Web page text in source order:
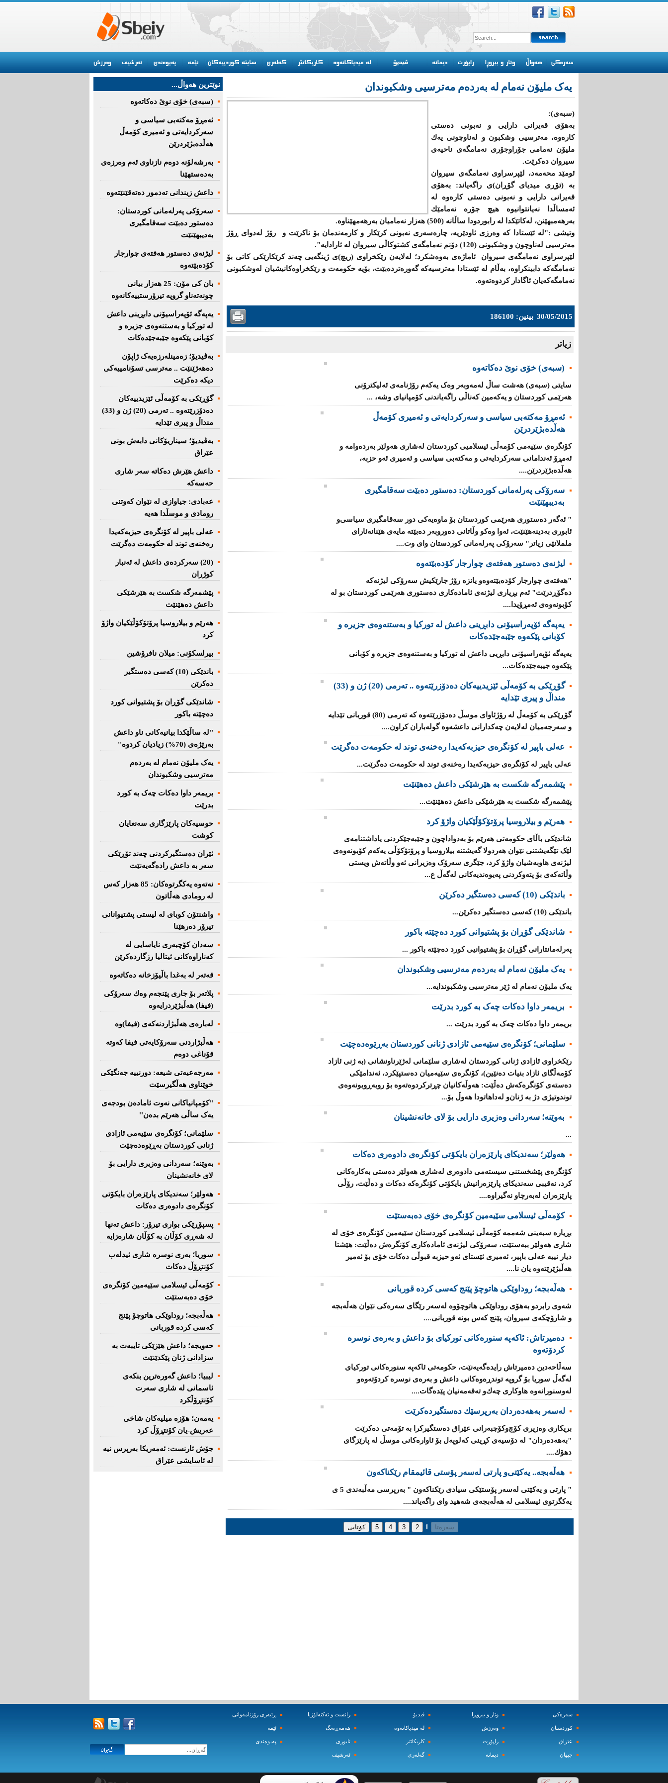
یەک ملیۆن نەمام لە بەردەم مەترسیی وشکبوندان
(سبەی):
بەهۆی قەیرانی دارایی و نەبونی دەستی
کارەوە، مەترسیی وشكبون و لەناوچونی یەك
ملیۆن نەمامی جۆراوجۆری نەمامگەی ناحیەی
سیروان دەكرێت.
ئومێد محەمەد، لێپرسراوی نەمامگەی سیروان
بە (تۆڕی میدیای گۆڕان)ی راگەیاند: بەهۆی
قەیرانی دارایی و نەبونی دەستی کارەوە لە
ئەمساڵدا نەیانتوانیوە هیچ جۆرە نەمامێك
بەرهەمبهێنن، لەکاتێکدا لە رابوردودا ساڵانە (500) هەزار نەمامیان بەرهەمهێناوە.
وتیشی :"لە ئێستادا كە وەرزی ئاودێریە، چارەسەری نەبونی كرێكار و كارمەندمان بۆ ناکرێت و رۆژ لەدوای ڕۆژ
مەترسیی لەناوچون و وشكبونی (120) دۆنم نەمامگەی كشتوكاڵی سیروان لە ئارادایە".
لێپرسراوی نەمامگەی سیروان ئاماژەی بەوەشكرد؛ لەلایەن رێكخراوی (ریچ)ی ژینگەیی چەند كرێكارێكی كاتی بۆ
نەمامگەكە دابینكراوە، بەڵام لە ئێستادا مەترسیەكە گەورەتردەبێت، بۆیە حكومەت و رێكخراوەكانیشیان لەوشكبونی
نەمامگەكەیان ئاگادار كردوەتەوە.
30/05/2015 بینین: 186100
زیاتر
(سبەى) خۆى نوێ دەکاتەوە
سایتى (سبەى) هەشت ساڵ لەمەوبەر وەک یەکەم رۆژنامەى ئەلیکترۆنى
هەرێمى کوردستان و یه‌كه‌مین كه‌ناڵی‌ راگه‌یاندنی‌ كۆمپانیای‌ وشه‌، ...
ئه‌مڕۆ مه‌كته‌بی‌ سیاسی‌ و سه‌ركردایه‌تی‌ و ئه‌میری‌ كۆمه‌ڵ
هەڵدەبژێردرێن
كۆنگره‌ی‌ سێیه‌می‌ كۆمه‌ڵی‌ ئیسلامیی‌ كوردستان له‌شاری‌ هه‌ولێر به‌رده‌وامه‌ و
ئه‌مڕۆ ئه‌ندامانی‌ سه‌ركردایه‌تی‌ و مه‌كته‌بی‌ سیاسی‌ و ئه‌میری‌ ئه‌و حزبه‌،
هەڵدەبژێردرێن....
سەرۆكی پەرلەمانی كوردستان: دەستور دەبێت سەقامگیری
بەدیبهێنێت
" ئەگەر دەستوری هەرێمی كوردستان بۆ ماوەیەكی دور سەقامگیری سیاسی‌و
ئابوری بەدینەهێنێت، ئەوا وەكو وڵاتانی دەوروبەر دەبێتە مایەی هێنانەئارای
ململانێی زیاتر" سەرۆكی پەرلەمانی كوردستان وای وت....
لیژنەی دەستور هەفتەی چوارجار كۆدەبێتەوە
"هەفتەی چوارجار كۆدەبێتەوە‌و یانزە رۆژ جارێكیش سەرۆكی لیژنەكە
دەگۆڕدرێت" ئەم بڕیاری لیژنەی ئامادەكاری دەستوری هەرێمی كوردستان بو لە
كۆبونەوەی ئەمڕۆیدا....
یەپەگە ئۆپەراسیۆنی دابڕینی داعش لە تورکیا و بەستنەوەی جزیرە و
کۆبانی پێکەوە جێبەجێدەکات
یەپەگە ئۆپەراسیۆنی دابڕیی داعش لە تورکیا و بەستنەوەی جزیرە و کۆبانی
پێکەوە جیبەجێدەکات...
گۆڕێکی بە کۆمەڵی ئێزیدییەکان دەدۆزرێتەوە .. تەرمی (20) ژن و (33)
منداڵ و پیری تێدایە
گۆڕێکی بە کۆمەڵ لە رۆژئاوای موسڵ دەدۆزرێتەوە کە تەرمی (80) قوربانی تێدایە
و سەرجەمیان لەلایەن چەکدارانی داعشەوە گولەباران کراون....
عەلی باپیر لە کۆنگرەی حیزبەکەیدا رەخنەی توند لە حکومەت دەگرێت
عەلی باپیر لە کۆنگرەی حیزبەکەیدا رەخنەی توند لە حکومەت دەگرێت...
پێشمەرگە شكست بە هێرشێكی داعش دەهێنێت
پێشمەرگە شكست بە هێرشێكی داعش دەهێنێت...
هەرێم و بیلاروسیا پرۆتۆکۆڵێکیان واژۆ کرد
شاندێکى باڵاى حکومەتى هەرێم بۆ بەدواداچون و جێبەجێکردنی یاداشتنامەى
لێک تێگەیشتنى نێوان هەردولا گەیشتنە بیلاروسیا و پرۆتۆکۆڵی یەکەم کۆبونەوەی
لیژنەی هاوبەشیان واژۆ کرد، جێگرى سەرۆک وەزیرانى ئەو وڵاتەش ویستى
وڵاتەکەى بۆ پتەوکردنى پەیوەندیەکانى لەگەڵ ع...
باندێکی (10) کەسى دەستگیر دەکرێن
باندێکی (10) کەسى دەستگیر دەکرێن...
شاندێکى گۆڕان بۆ پشتیوانی کورد دەچێتە باکور
پەرلەمانتارانی گۆڕان بۆ پشتیوانیی کورد دەچێتە باکور ...
یەک ملیۆن نەمام لە بەردەم مەترسیی وشکبوندان
یەک ملیۆن نەمام لە ژێر مەترسیی وشکبوندایە...
بریمه‌ر داوا دەکات چەک بە کورد بدرێت
بریمه‌ر داوا دەکات چەک بە کورد بدرێت ...
سلێمانی؛ كۆنگرەی سێیەمی ئازادی ژنانی كوردستان بەڕێوەدەچێت
رێكخراوی ئازادی ژنانی كوردستان لەشاری سلێمانی لەژێرناونشانی (بە ژنی ئازاد
كۆمەڵگای ئازاد بنیات دەنێین)، كۆنگرەی سێیەمیان دەستپێكرد، ئەندامێكی
دەستەی كۆنگرەكەش دەڵێت: هەوڵەكانیان چڕتركردوەتەوە بۆ روبەڕوبونەوەی
توندوتیژی دژ بە ژنان‌و لەداهاتودا هەوڵ بۆ...
بەوێنە؛ سەردانی وەزیری دارایی بۆ لای خانەنشینان
...
هەولێر؛ سەندیكای پارێزەران بایكۆتی كۆنگرەی دادوەری دەكات
كۆنگرەی پێشخستنی سیستەمی دادوەری لەشاری هەولێر دەستی بەكارەكانی
كرد، نەقیبی سەندیكای پارێزەرانیش بایكۆتی كۆنگرەكە دەكات و دەڵێت، رۆڵی
پارێزەران لەبەرچاو نەگیراوە....
كۆمەڵی ئیسلامی سێیەمین كۆنگرەی خۆی دەبەستێت
بڕیارە سبەینی شەممە كۆمەڵی ئیسلامی كوردستان سێیەمین كۆنگرەی خۆی لە
شاری هەولێر ببەستێت، سەرۆكی لیژنەی ئامادەكاری كۆنگرەش دەڵێت: هێشتا
دیار نییە عەلی باپیر، ئەمیری ئێستای ئەو حیزبە قبوڵی دەكات خۆی بۆ ئەمیر
هەڵبژێرێتەوە یان نا....
هەڵەبجە؛ روداوێکی هاتوچۆ پێنج کەسی کردە قوربانی
شەوی رابردو بەهۆی روداوێکی هاتوچۆوە لەسەر رێگای سەرەکی نێوان هەڵەبجە
و شارۆچکەی سیروان، پێنج کەس بونە قوربانی....
دەمیرتاش: ئاكەپە سنورەكانی توركیای بۆ داعش و بەرەی نوسرە
كردۆتەوە
سەڵاحەدین دەمیرتاش رایدەگەیەنێت، حكومەتی ئاكەپە سنورەكانی توركیای
لەگەڵ سوریا بۆ گروپە توندڕەوەكانی داعش و بەرەی نوسرە كردۆتەوەو
لە‌وسنورانەوە هاوكاری چەك‌و تەقەمەنیان پێدەگات....
لەسەر بەهەدەردان بەرپرسێك دەستگیردەكرێت
بریكاری‌ وەزیری‌ كۆچ‌وكۆچبەرانی‌ عێراق دەستگیركرا بە تۆمەتی دەكرێت
"بەهەدەردان" لە دۆسیەی‌ كڕینی‌ كەلوپەل بۆ ئاوارەكانی‌ موسڵ لە پارێزگای‌
دهۆك....
هەڵەبجە.. یەكێتی‌‌و پارتی‌ لەسەر پۆستی‌ قائیمقام رێكناكەون
" پارتی‌ و یەكێتی‌ لەسەر پۆستێكی‌ سیادی‌ رێكناكەون " بەرپرسی‌ مەڵبەندی‌ 5 ی‌
یەكگرتوی‌ ئیسلامی لە هەڵەبجەی شەهید وای راگەیاند....
1
نوێترین هه‌واڵ...
(سبەى) خۆى نوێ دەکاتەوە
ئه‌مڕۆ مه‌كته‌بی‌ سیاسی‌ و
سه‌ركردایه‌تی‌ و ئه‌میری‌ كۆمه‌ڵ
هەڵدەبژێردرێن
به‌رشه‌لۆنه‌ دوه‌م نازناوی ئه‌م وه‌رزه‌ی
به‌ده‌ستهێنا
داعش زیندانی تەدمور دەتەقێنێتەوە
سەرۆكی پەرلەمانی كوردستان:
دەستور دەبێت سەقامگیری
بەدیبهێنێت
لیژنەی دەستور هەفتەی چوارجار
كۆدەبێتەوە
بان كی مۆن: 25 هەزار بیانی
چونەتەناو گروپە تیرۆرستییەكانەوە
یەپەگە ئۆپەراسیۆنی دابڕینی داعش
لە تورکیا و بەستنەوەی جزیرە و
کۆبانی پێکەوە جێبەجێدەکات
بەڤیدیۆ؛ زەمینلەرزەیەک ژاپۆن
دەهەژێنێت .. مەترسی تسۆنامییەکی
دیکە دەکرێت
گۆڕێکی بە کۆمەڵی ئێزیدییەکان
دەدۆزرێتەوە .. تەرمی (20) ژن و (33)
منداڵ و پیری تێدایە
بەڤیدیۆ؛ سیناریۆکانی دابەش بونی
عێراق
داعش هێرش دەکاتە سەر شاری
حەسەکە
عه‌بادی: جیاوازی له‌ نێوان کەوتنی
رومادی و موسڵدا هه‌یه‌
عەلی باپیر لە کۆنگرەی حیزبەکەیدا
رەخنەی توند لە حکومەت دەگرێت
(20) سه‌ركرده‌ی داعش لە ئەنبار
کوژران
پێشمەرگە شكست بە هێرشێكی
داعش دەهێنێت
هەرێم و بیلاروسیا پرۆتۆکۆڵێکیان واژۆ
کرد
بیرلسكۆنی: میلان نافرۆشین
باندێکی (10) کەسى دەستگیر
دەکرێن
شاندێکى گۆڕان بۆ پشتیوانی کورد
دەچێتە باکور
''لە ساڵێکدا بیانیه‌كانی ناو داعش
بەرێژەى (70%) زیادیان کردوە''
یەک ملیۆن نەمام لە بەردەم
مەترسیی وشکبوندان
بریمه‌ر داوا دەکات چەک بە کورد
بدرێت
حوسیەکان پارێزگارى سەنعایان
کوشت
ئێران دەستگیرکردنى چه‌ند تۆڕێكی‌
سه‌ر به‌ داعش رادەگەیەنێت
نەتەوە یەكگرتوەكان: 85 هەزار كەس
لە رومادی هەڵاتون
واشنتۆن كوبای لە لیستی پشتیوانانی
تیرۆر دەرهێنا
سەدان كۆچبەری نایاسایی لە
كەناراوەكانی ئیتالیا رزگاردەكرێن
قەتەر لە بەغدا باڵیۆزخانە دەكاتەوە
پلاتەر بۆ جاری پێنجەم وەك سەرۆكی
(فیفا) هەڵبژێردرایەوە
لەبارەی هەڵبژاردنەكەی (فیفا)وە
هەڵبژاردنی سەرۆكایەتی فیفا كەوتە
قۆناغی دوەم
مەرجەعیەتی شیعە: دورنییە جەنگێكی
خوێناوی هەڵگیرسێت
''کۆمپانیاکانی نەوت ئامادەن بودجەی
یەک ساڵی هەرێم بدەن''
سلێمانی؛ كۆنگرەی سێیەمی ئازادی
ژنانی كوردستان بەڕێوەدەچێت
بەوێنە؛ سەردانی وەزیری دارایی بۆ
لای خانەنشینان
هەولێر؛ سەندیكای پارێزەران بایكۆتی
كۆنگرەی دادوەری دەكات
پسپۆڕێكی بواری تیرۆر: داعش تەنها
لە شەڕی كۆڵان بە كۆڵان شارەزایە
سوریا؛ بەری نوسرە شاری ئیدلەب
كۆنتڕۆڵ دەكات
كۆمەڵی ئیسلامی سێیەمین كۆنگرەی
خۆی دەبەستێت
هەڵەبجە؛ روداوێکی هاتوچۆ پێنج
کەسی کردە قوربانی
حەویجە؛ داعش هێزێكی تایبەت بە
سزادانی ژنان پێكدێنێت
لیبیا؛ داعش گەورەترین بنكەی
ئاسمانی لە شاری سەرت
کۆنتڕۆڵکرد
یەمەن؛ هۆزە میلیەكان شاخی
عەریش-یان كۆنتڕۆڵ كرد
جۆش ئارنست: ئەمەریكا بەرپرس نیە
لە ئاسایشی عێراق
سه‌ره‌کی
کوردستان
عێراق
جیهان
وتار و بیروڕا
وه‌رزش‌
راپۆرت
دیمانه‌
ڤیدیۆ
له‌ میدیاکانه‌وه‌
کاریکاتێر
گه‌له‌ری
زانست و ته‌کنه‌لۆژیا
هه‌مه‌ڕه‌نگ
ئابوری
ئه‌رشیف
ڕێبه‌ری رۆژنامه‌وانی
ئێمه‌
په‌یوه‌ندی